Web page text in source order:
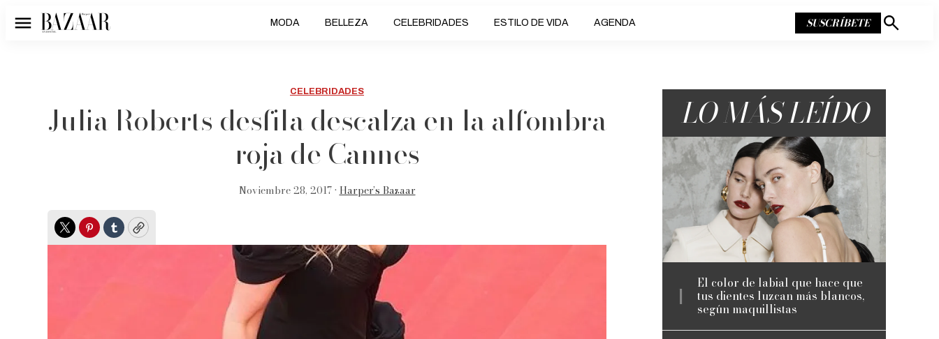
Menú MODA BELLEZA CELEBRIDADES ESTILO DE VIDA AGENDA SUSCRÍBETE
Mostrar
CELEBRIDADES
Julia Roberts desfila descalza en la alfombra
roja de Cannes
Noviembre 28, 2017 • Harper’s Bazaar
TwitterPinterest
TumblrCopy
LO MÁS LEÍDO
El color de labial que hace que
tus dientes luzcan más blancos,
según maquillistas